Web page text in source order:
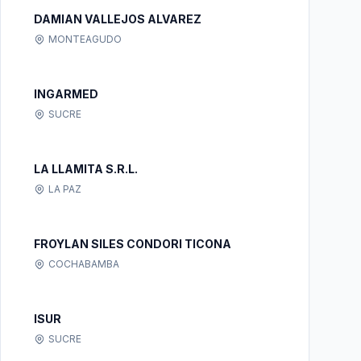
DAMIAN VALLEJOS ALVAREZ
MONTEAGUDO
INGARMED
SUCRE
LA LLAMITA S.R.L.
LA PAZ
FROYLAN SILES CONDORI TICONA
COCHABAMBA
ISUR
SUCRE